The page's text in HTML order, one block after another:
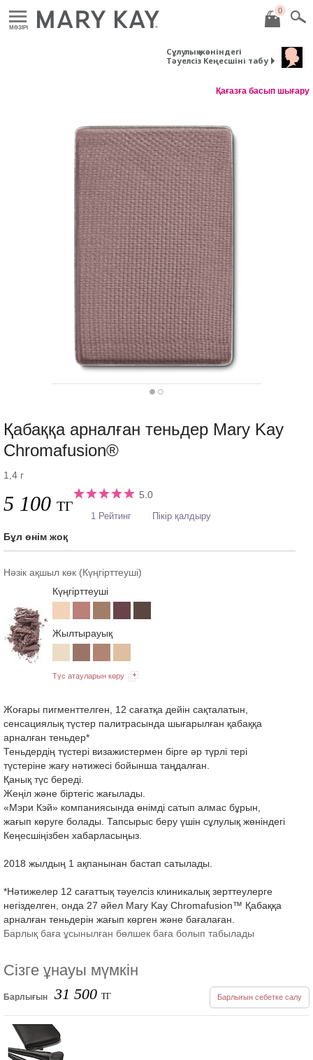
MӘЗІРІ
0
Сұлулық жөніндегі
Тәуелсіз Кеңесшіні табу
Қағазға басып шығару
Қабаққа арналған теньдер Mary Kay
Chromafusion®
1,4 г
5 100 ТГ
5.0
1 Рейтинг Пікір қалдыру
Бұл өнім жоқ
Нәзік ақшыл көк (Күңгірттеуші)
Күңгірттеуші
Жылтырауық
Түс атауларын көру
Жоғары пигменттелген, 12 сағатқа дейін сақталатын,
сенсациялық түстер палитрасында шығарылған қабаққа
арналған теньдер*
Теньдердің түстері визажистермен бірге әр түрлі тері
түстеріне жағу нәтижесі бойынша таңдалған.
Қанық түс береді.
Жеңіл және біртегіс жағылады.
«Мэри Кэй» компаниясында өнімді сатып алмас бұрын,
жағып көруге болады. Тапсырыс беру үшін сұлулық жөніндегі
Кеңесшіңізбен хабарласыңыз.
2018 жылдың 1 ақпанынан бастап сатылады.
*Нәтижелер 12 сағаттық тәуелсіз клиникалық зерттеулерге
негізделген, онда 27 әйел Mary Kay Chromafusion™ Қабаққа
арналған теньдерін жағып көрген және бағалаған.
Барлық баға ұсынылған бөлшек баға болып табылады
Сізге ұнауы мүмкін
Барлығын 31 500 ТГ Барлығын себетке салу